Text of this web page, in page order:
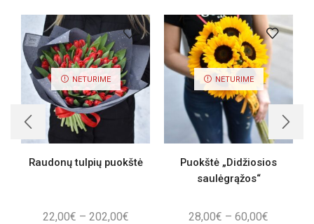
NETURIME
Raudonų tulpių puokštė
22,00€ – 202,00€Price
NETURIME
Puokštė „Didžiosios
saulėgrąžos“
28,00€ – 60,00€